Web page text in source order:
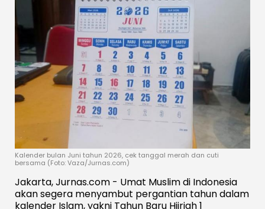
Kalender bulan Juni tahun 2026, cek tanggal merah dan cuti
bersama (Foto: Vaza/Jurnas.com)
Jakarta, Jurnas.com - Umat Muslim di Indonesia
akan segera menyambut pergantian tahun dalam
kalender Islam, yakni Tahun Baru Hijriah 1